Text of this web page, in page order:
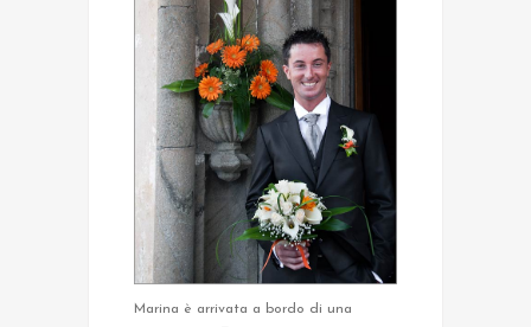
Marina è arrivata a bordo di una